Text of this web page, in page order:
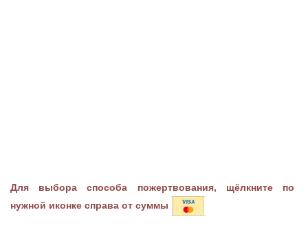
Для выбора способа пожертвования, щёлкните по
нужной иконке справа от суммы